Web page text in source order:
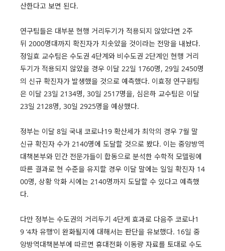
산한다고 보면 된다.
연구팀들은 대부분 현행 거리두기가 적용되지 않았다면 2주
뒤 2000명대까지 확진자가 치솟았을 것이라는 전망을 내놨다.
정일효 교수팀은 수도권 4단계와 비수도권 2단계인 현행 거리
두기가 적용되지 않았을 경우 이달 22일 1760명, 29일 2450명
의 신규 확진자가 발생했을 것으로 예측했다. 이효정 연구원팀
은 이달 23일 2134명, 30일 2517명을, 심은하 교수팀은 이달
23일 2128명, 30일 2925명을 예상했다.
정부는 이달 8일 국내 코로나19 확산세가 최악의 경우 7월 말
신규 확진자 수가 2140명에 도달할 것으로 봤다. 이는 중앙방역
대책본부와 민간 전문가들이 합동으로 분석한 수학적 모델링에
따른 결과로 현 수준을 유지할 경우 이달 말에는 일일 확진자 14
00명, 상황 악화 시에는 2140명까지 도달할 수 있다고 예측했
다.
다만 정부는 수도권의 거리두기 4단계 효과로 다음주 코로나1
9 ‘4차 유행’이 완화될지에 대해서는 판단을 유보했다. 16일 중
앙방역대책본부에 따르면 휴대전화 이동량 자료를 토대로 수도